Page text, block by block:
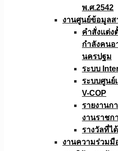
พ.ศ.2542
งานศูนย์ข้อมูลส
คำสั่งแต่ง
กำลังคนอ
นครปฐม
ระบบ
ระบบศูนย์
V-COP
รายงานก
งานราชก
รางวัลที่ไ
งานความร่วมมื